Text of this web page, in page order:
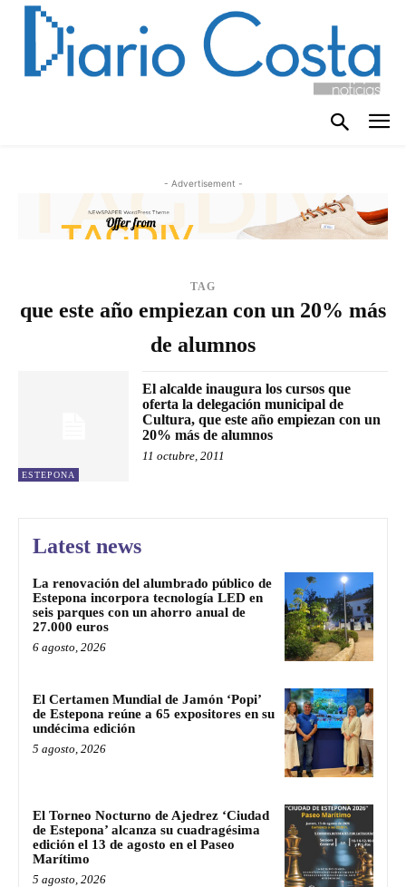
- Advertisement -
TAG
que este año empiezan con un 20% más
de alumnos
ESTEPONA
El alcalde inaugura los cursos que
oferta la delegación municipal de
Cultura, que este año empiezan con un
20% más de alumnos
11 octubre, 2011
Latest news
La renovación del alumbrado público de
Estepona incorpora tecnología LED en
seis parques con un ahorro anual de
27.000 euros
6 agosto, 2026
El Certamen Mundial de Jamón ‘Popi’
de Estepona reúne a 65 expositores en su
undécima edición
5 agosto, 2026
El Torneo Nocturno de Ajedrez ‘Ciudad
de Estepona’ alcanza su cuadragésima
edición el 13 de agosto en el Paseo
Marítimo
5 agosto, 2026